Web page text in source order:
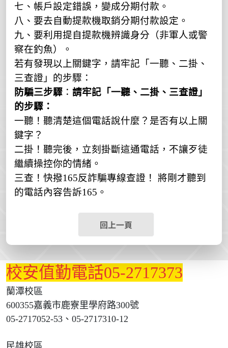
七、帳戶設定錯誤，變成分期付款。
八、要去自動提款機取銷分期付款設定。
九、要利用提自提款機辨識身分（非軍人或警
察在釣魚）。
若有發現以上關鍵字，請牢記「一聽、二掛、
三查證」的步驟：
防騙三步驟 ： 請牢記「一聽、二掛、三查證」
的步驟：
一聽！聽清楚這個電話說什麼？是否有以上關
鍵字？
二掛！聽完後，立刻掛斷這通電話，不讓歹徒
繼續操控你的情緒。
三查！快撥165反詐騙專線查證！
將剛才聽到
的電話內容告訴165 。
回上一頁
校安值勤電話05-2717373
蘭潭校區
600355嘉義市鹿寮里學府路300號
05-2717052-53、05-2717310-12
民雄校區